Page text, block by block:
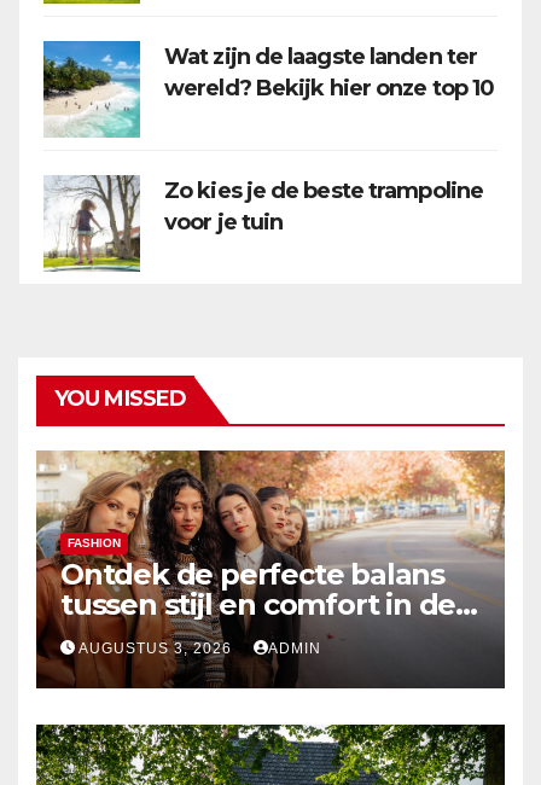
Wat zijn de laagste landen ter
wereld? Bekijk hier onze top 10
Zo kies je de beste trampoline
voor je tuin
YOU MISSED
FASHION
Ontdek de perfecte balans
tussen stijl en comfort in de
nieuwste damesmode
AUGUSTUS 3, 2026 ADMIN